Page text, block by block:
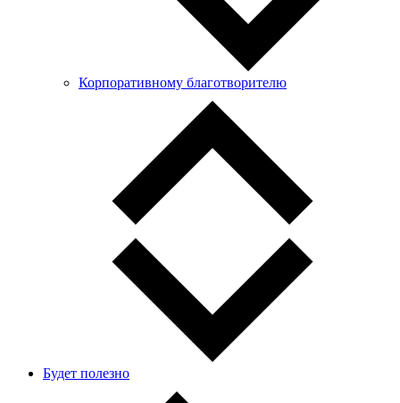
Корпоративному благотворителю
Будет полезно